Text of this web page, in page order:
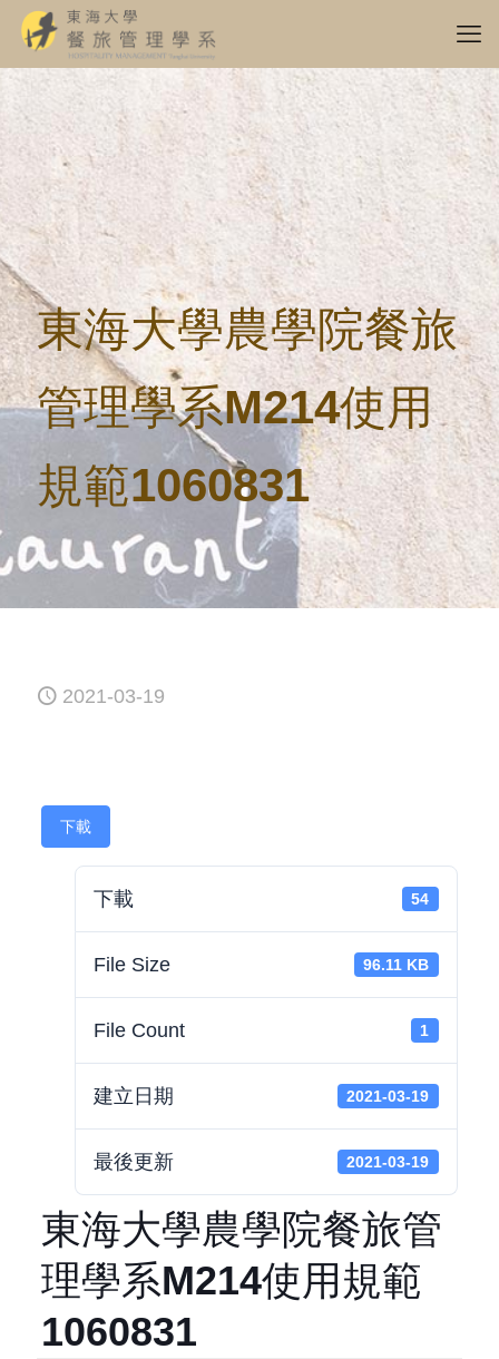
東海大學農學院餐旅
管理學系M214使用
規範1060831
2021-03-19
下載
下載 54
File Size 96.11 KB
File Count 1
建立日期 2021-03-19
最後更新 2021-03-19
東海大學農學院餐旅管
理學系M214使用規範
1060831